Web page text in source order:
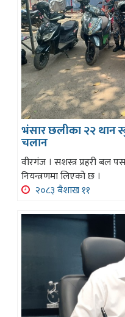
भंसार छलीका २२ थान
चलान
वीरगंज । सशस्त्र प्रहरी बल
नियन्त्रणमा लिएको छ ।
२०८३ बैशाख ११